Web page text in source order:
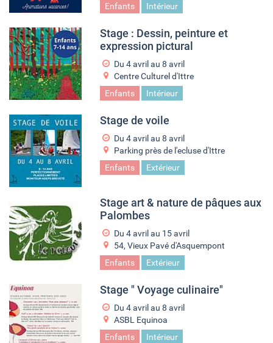
Enfants
Intérieur
Stage : Dessin, peinture et
expression pictural
Du 4 avril au 8 avril
Centre Culturel d'Ittre
Enfants
Intérieur
Stage de voile
Du 4 avril au 8 avril
Parking près de l'ecluse d'Ittre
Enfants
Extérieur
Stage art & nature de pâques aux
Palombes
Du 4 avril au 15 avril
54, Vieux Pavé d'Asquempont
Enfants
Extérieur
Stage " Voyage culinaire"
Du 4 avril au 8 avril
ASBL Equinoa
Enfants
Intérieur